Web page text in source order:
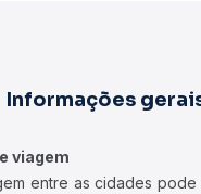
Informações
viagem
entre as cidades